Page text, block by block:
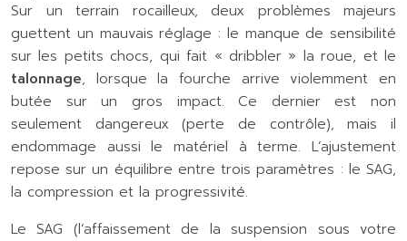
Sur un terrain rocailleux, deux problèmes majeurs
guettent un mauvais réglage : le manque de sensibilité
sur les petits chocs, qui fait « dribbler » la roue, et le
talonnage, lorsque la fourche arrive violemment en
butée sur un gros impact. Ce dernier est non
seulement dangereux (perte de contrôle), mais il
endommage aussi le matériel à terme. L’ajustement
repose sur un équilibre entre trois paramètres : le SAG,
la compression et la progressivité.
Le SAG (l’affaissement de la suspension sous votre